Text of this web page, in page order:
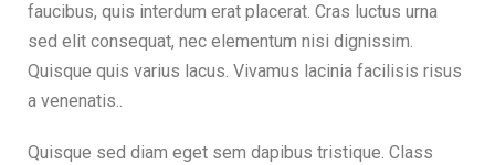
faucibus, quis interdum erat placerat. Cras luctus urna
sed elit consequat, nec elementum nisi dignissim.
Quisque quis varius lacus. Vivamus lacinia facilisis risus
a venenatis..
Quisque sed diam eget sem dapibus tristique. Class